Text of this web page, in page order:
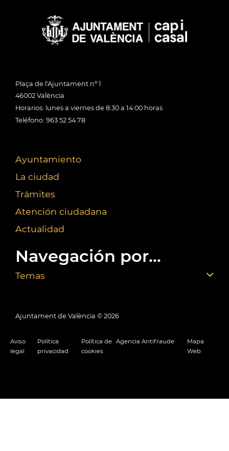
Plaça de l'Ajuntament nº 1
46002 València
Horarios: lunes a viernes de 8:30 a 14:00 horas
Teléfono: 963 52 54 78
Ayuntamiento
La ciudad
Trámites
Atención ciudadana
Actualidad
Navegación por...
Temas
Ajuntament de València © 2026
Aviso
legal
Política
privacidad
Política de
cookies
Agencia Antifraude
Mapa
Web